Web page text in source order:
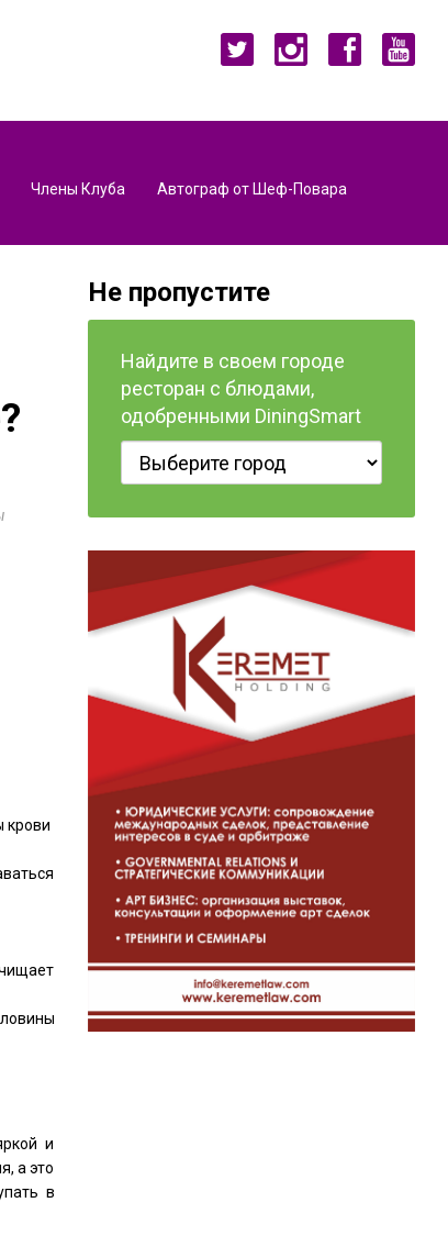
Члены Клуба
Автограф от Шеф-Повара
крови
и
а это
в
Не пропустите
Найдите в своем городе
ресторан с блюдами,
одобренными DiningSmart